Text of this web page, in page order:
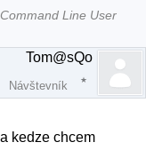
Line User
Tom@sQo
Návštevník
kedze chcem